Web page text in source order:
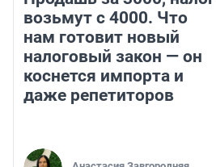
возьмут с 4000. Что
нам готовит новый
налоговый закон — он
коснется импорта и
даже репетиторов